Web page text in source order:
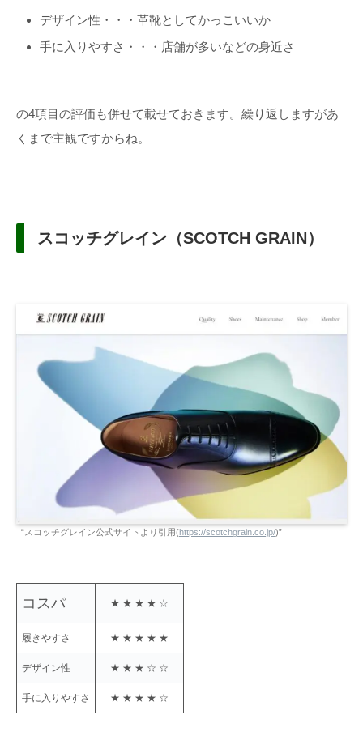
デザイン性・・・革靴としてかっこいいか
手に入りやすさ・・・店舗が多いなどの身近さ
の4項目の評価も併せて載せておきます。繰り返しますがあ
くまで主観ですからね。
スコッチグレイン（SCOTCH GRAIN）
“スコッチグレイン公式サイトより引用(https://scotchgrain.co.jp/)”
コスパ ★ ★ ★ ★ ☆
履きやすさ ★ ★ ★ ★ ★
デザイン性 ★ ★ ★ ☆ ☆
手に入りやすさ ★ ★ ★ ★ ☆